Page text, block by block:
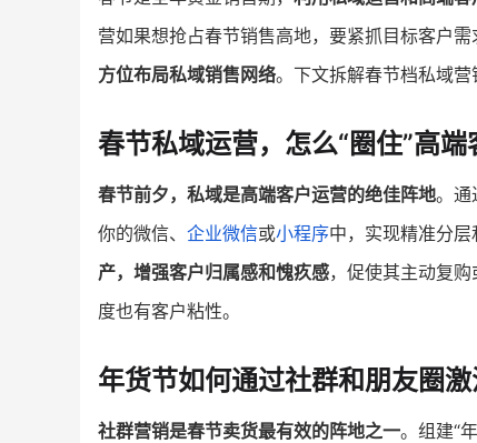
营如果想抢占春节销售高地，要紧抓目标客户需
方位布局私域销售网络。下文拆解春节档私域营
春节私域运营，怎么“圈住”高端
春节前夕，私域是高端客户运营的绝佳阵地。通
你的微信、 企业微信或小程序中，实现精准分层
产，增强客户归属感和愧疚感，促使其主动复
度也有客户粘性。
年货节如何通过社群和朋友圈激
社群营销是春节卖货最有效的阵地之一。组建“